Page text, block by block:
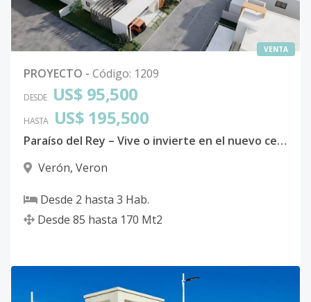
VENTA
PROYECTO - Código: 1209
DESDE US$ 95,500
HASTA US$ 195,500
Paraíso del Rey – Vive o invierte en el nuevo centro de Punta Cana
Verón, Veron
Desde 2 hasta 3 Hab.
Desde 85 hasta 170 Mt2